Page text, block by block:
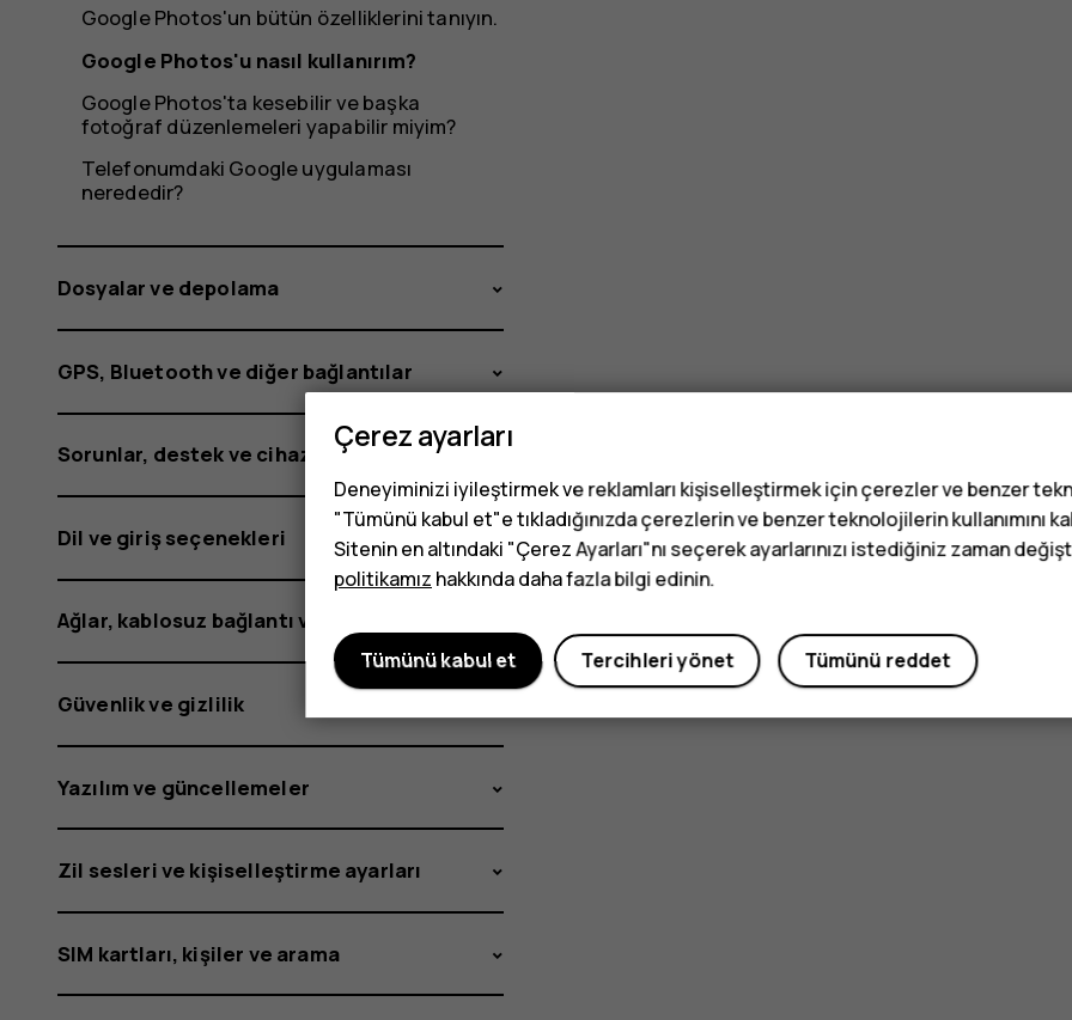
Google Photos'un bütün özelliklerini tanıyın.
Google Photos'u nasıl kullanırım?
Google Photos'ta kesebilir ve başka
fotoğraf düzenlemeleri yapabilir miyim?
Telefonumdaki Google uygulaması
nerededir?
Dosyalar ve depolama
GPS, Bluetooth ve diğer bağlantılar
Sorunlar, destek ve cihaz bilgisi
Dil ve giriş seçenekleri
Ağlar, kablosuz bağlantı ve mobil veri
Güvenlik ve gizlilik
Yazılım ve güncellemeler
Zil sesleri ve kişiselleştirme ayarları
SIM kartları, kişiler ve arama
Çerez ayarları
Deneyiminizi iyileştirmek ve reklamları kişiselleştirmek için çerezler ve benzer
"Tümünü kabul et"e tıkladığınızda çerezlerin ve benzer teknolojilerin kullanımını
Sitenin en altındaki "Çerez Ayarları"nı seçerek ayarlarınızı istediğiniz zaman
politikamız hakkında daha fazla bilgi edinin.
Tümünü reddet
Tercihleri yönet
Tümünü kabul et